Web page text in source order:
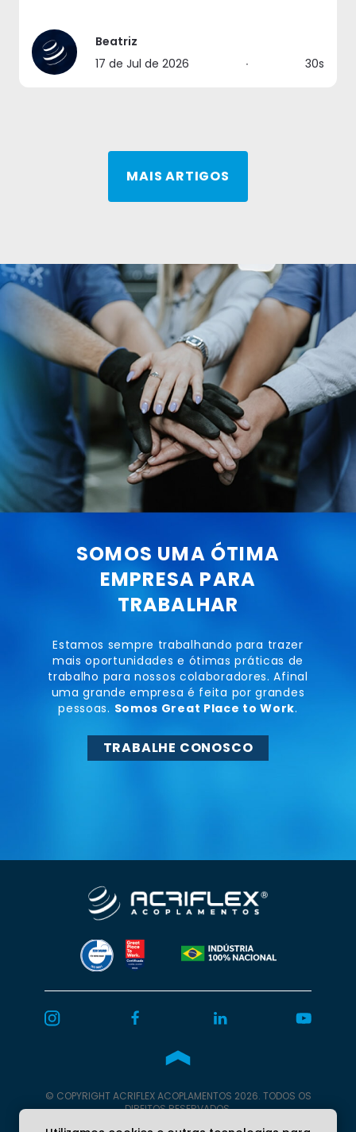
Beatriz
17 de Jul de 2026
∙ 30s
MAIS ARTIGOS
SOMOS UMA ÓTIMA
EMPRESA PARA
TRABALHAR
Estamos sempre trabalhando para trazer
mais oportunidades e ótimas práticas de
trabalho para nossos colaboradores. Afinal
uma grande empresa é feita por grandes
pessoas. Somos Great Place to Work.
TRABALHE CONOSCO
© COPYRIGHTACRIFLEXACOPLAMENTOS 2026. TODOS OS
DIREITOS RESERVADOS.
Programação